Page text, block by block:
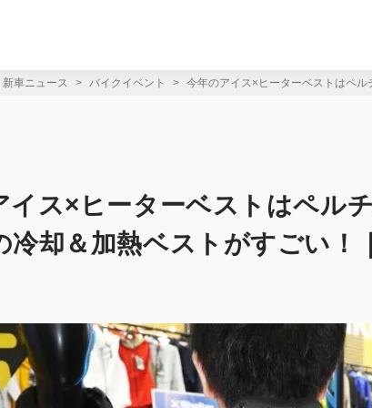
新車ニュース バイクイベント 今年のアイス×ヒーターベストはペ
イス×ヒーターベストはペル
冷却＆加熱ベストがすごい！